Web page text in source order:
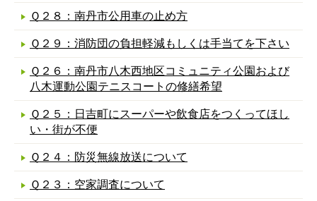
Ｑ２８：南丹市公用車の止め方
Ｑ２９：消防団の負担軽減もしくは手当てを下さい
Ｑ２６：南丹市八木西地区コミュニティ公園および
八木運動公園テニスコートの修繕希望
Ｑ２５：日吉町にスーパーや飲食店をつくってほし
い・街が不便
Ｑ２４：防災無線放送について
Ｑ２３：空家調査について